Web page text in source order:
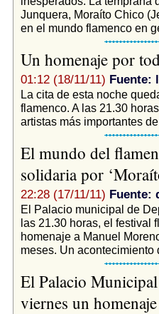
Junquera, Moraíto Chico
en el mundo flamenco en
Un homenaje por
01:12 (18/11/11) Fuente:
La cita de esta noche
flamenco. A las 21.30
artistas más importantes
El mundo del
solidaria por
22:28 (17/11/11) Fuente:
El Palacio municipal de
las 21.30 horas, el festival
homenaje a Manuel
meses. Un acontecimiento
El Palacio Municipal
viernes un